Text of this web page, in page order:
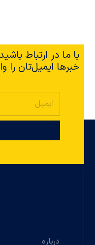
با ما در ارتباط
خبرها ایمیل‌تان را
درباره